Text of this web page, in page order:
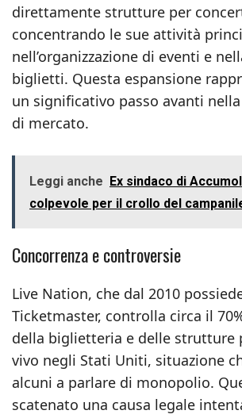
direttamente strutture per
concentrando le sue attività
nell’organizzazione di eventi e
biglietti. Questa espansione
un significativo passo avanti
di mercato.
Leggi anche Ex sindaco di
colpevole per il crollo del
Concorrenza e controversie
Live Nation, che dal 2010
Ticketmaster, controlla circa il
della biglietteria e delle strutture
vivo negli Stati Uniti, situazione
alcuni a parlare di monopolio.
scatenato una causa legale